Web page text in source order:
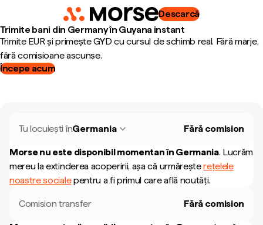
Descarcă
Trimite bani din Germany în Guyana instant
Trimite EUR și primește GYD cu cursul de schimb real. Fără marje,
fără comisioane ascunse.
Începe acum
Tu locuiești înGermania Fără comision
Morse nu este disponibil momentan în Germania. Lucrăm
mereu la extinderea acoperirii, așa că urmăreșterețelele
noastre socialepentru a fi primul care află noutăți.
Comision transfer Fără comision